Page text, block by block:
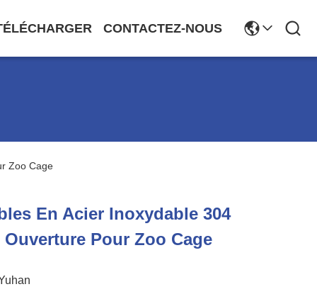
CONTACTEZ-NOUS
Zoo Cage
En Acier Inoxydable 304
Ouverture Pour Zoo Cage